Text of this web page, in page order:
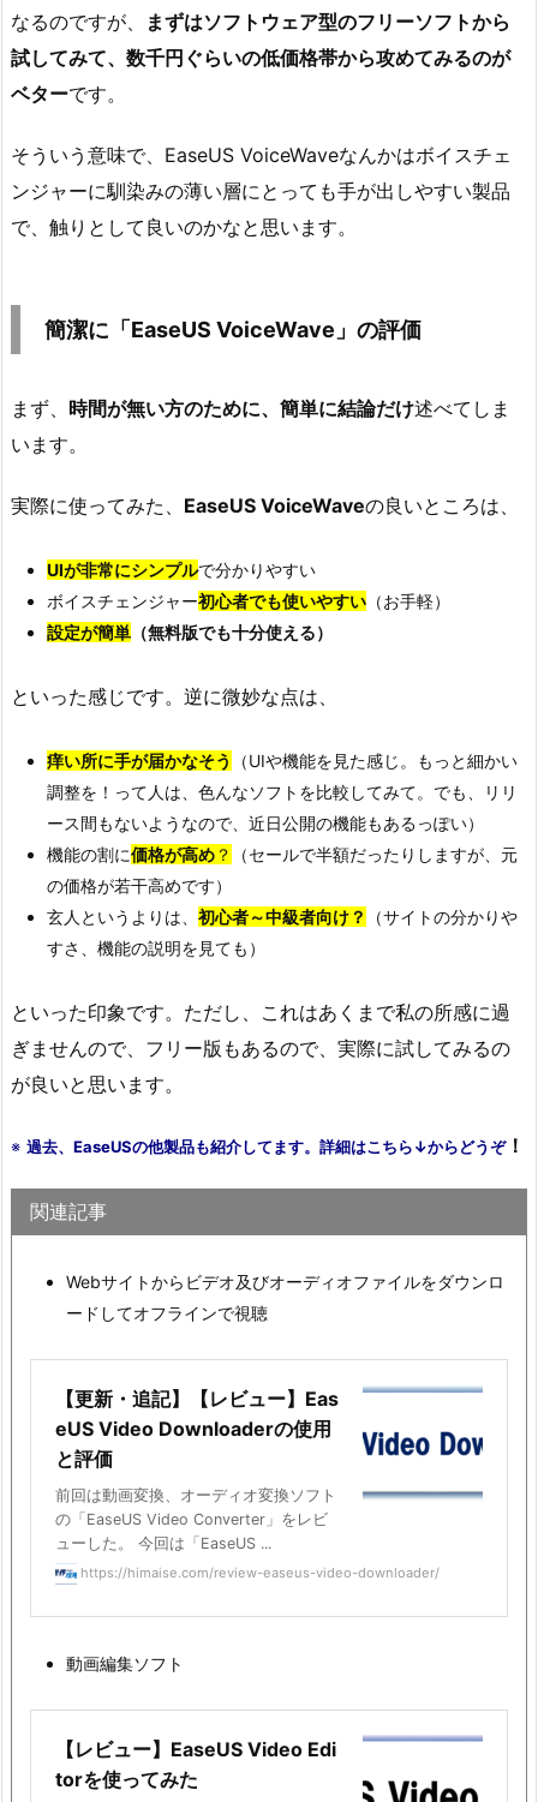
なるのですが、
まずはソフトウェア型のフリーソフトから
試してみて、数千円ぐらいの低価格帯から攻めてみるのが
ベターです。
そういう意味で、EaseUS VoiceWaveなんかはボイスチェ
ンジャーに馴染みの薄い層にとっても手が出しやすい製品
で、触りとして良いのかなと思います。
簡潔に「EaseUS VoiceWave」の評価
まず、 時間が無い方のために、簡単に結論だけ述べてしま
います。
実際に使ってみた、 EaseUS VoiceWaveの良いところは、
UIが非常にシンプルで分かりやすい
ボイスチェンジャー初心者でも使いやすい （お手軽）
設定が簡単 （無料版でも十分使える）
といった感じです。逆に微妙な点は、
痒い所に手が届かなそう
（UIや機能を見た感じ。もっと細かい
調整を！って人は、色んなソフトを比較してみて。でも、リリ
ース間もないようなので、近日公開の機能もあるっぽい）
機能の割に価格が高め ？
（セールで半額だったりしますが、元
の価格が若干高めです）
玄人というよりは、 初心者～中級者向け？
（サイトの分かりや
すさ、機能の説明を見ても）
といった印象です。ただし、これはあくまで私の所感に過
ぎませんので、フリー版もあるので、実際に試してみるの
が良いと思います。
※ 過去、EaseUSの他製品も紹介してます。詳細はこちら↓からどうぞ！
関連記事
Webサイトからビデオ及びオーディオファイルをダウンロ
ードしてオフラインで視聴
【更新・追記】【レビュー】Eas
eUS Video Downloaderの使用
と評価
前回は動画変換、オーディオ変換ソフト
の「EaseUS Video Converter」をレビ
ューした。 今回は「EaseUS ...
https://himaise.com/review-easeus-video-downloader/
動画編集ソフト
【レビュー】EaseUS Video Edi
torを使ってみた